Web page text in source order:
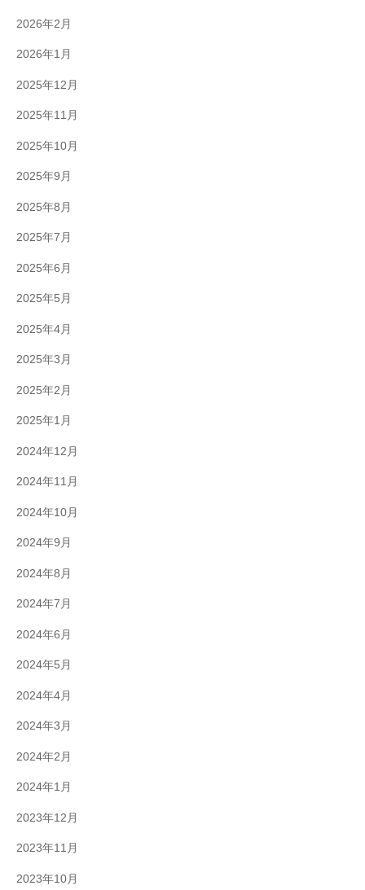
2026年2月
2026年1月
2025年12月
2025年11月
2025年10月
2025年9月
2025年8月
2025年7月
2025年6月
2025年5月
2025年4月
2025年3月
2025年2月
2025年1月
2024年12月
2024年11月
2024年10月
2024年9月
2024年8月
2024年7月
2024年6月
2024年5月
2024年4月
2024年3月
2024年2月
2024年1月
2023年12月
2023年11月
2023年10月